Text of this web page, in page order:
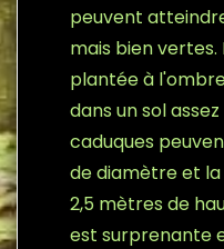
peuvent
mais bien
plantée à
dans un sol
caduques
de diamètre et
2,5 mètres de
est surprenante